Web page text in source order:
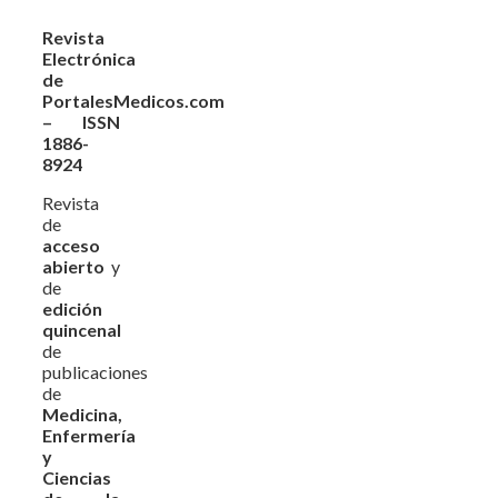
Revista
Electrónica
de
PortalesMedicos.com
– ISSN
1886-
8924
Revista
de
acceso
abierto y
de
edición
quincenal
de
publicaciones
de
Medicina,
Enfermería
y
Ciencias